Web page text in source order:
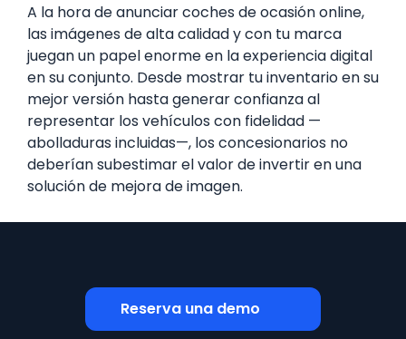
A la hora de anunciar coches de ocasión online,
las imágenes de alta calidad y con tu marca
juegan un papel enorme en la experiencia digital
en su conjunto. Desde mostrar tu inventario en su
mejor versión hasta generar confianza al
representar los vehículos con fidelidad —
abolladuras incluidas—, los concesionarios no
deberían subestimar el valor de invertir en una
solución de mejora de imagen.
Reserva una demo